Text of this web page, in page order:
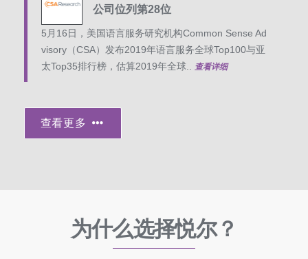
公司位列第28位
5月16日，美国语言服务研究机构Common Sense Ad
visory（CSA）发布2019年语言服务全球Top100与亚
太Top35排行榜，估算2019年全球..
查看详细
查看更多
为什么选择悦尔？